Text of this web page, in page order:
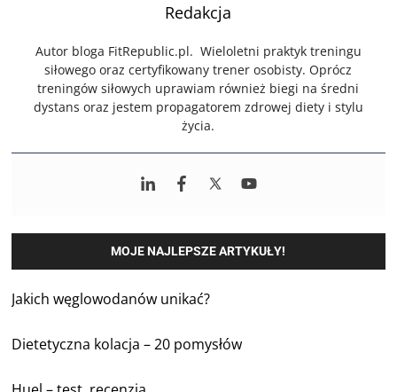
Redakcja
Autor bloga FitRepublic.pl. Wieloletni praktyk treningu
siłowego oraz certyfikowany trener osobisty. Oprócz
treningów siłowych uprawiam również biegi na średni
dystans oraz jestem propagatorem zdrowej diety i stylu
życia.
MOJE NAJLEPSZE ARTYKUŁY!
Jakich węglowodanów unikać?
Dietetyczna kolacja – 20 pomysłów